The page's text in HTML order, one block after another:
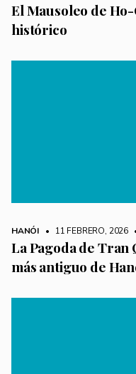
El Mausoleo de
histórico
HANÓI • 11 FEBRERO, 2026
La Pagoda de
más antiguo de